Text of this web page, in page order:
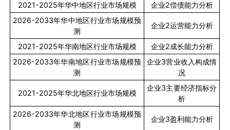
2021-2025年华中地区行业市场规模 企业2偿债能力分析
2026-2033年华中地区行业市场规模预
测
企业2运营能力分析
2021-2025年华南地区行业市场规模 企业2成长能力分析
2026-2033年华南地区行业市场规模预
测
企业3营业收入构成情
况
2021-2025年华北地区行业市场规模
企业3主要经济指标分
析
2026-2033年华北地区行业市场规模预
测
企业3盈利能力分析